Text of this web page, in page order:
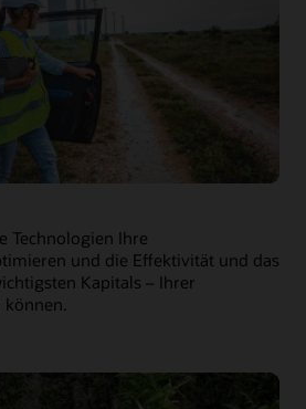
Technologien Ihre
und die Effektivität und das
Kapitals – Ihrer